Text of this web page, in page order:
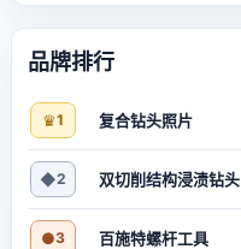
品牌排行
♛1 复合钻头照片
◆2 双切削结构浸渍钻头
●3 百施特螺杆工具